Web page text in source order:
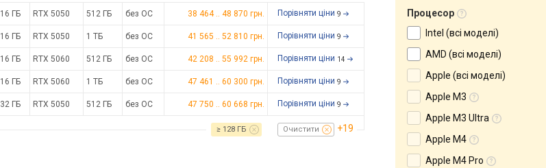
16 ГБ RTX 5050 512 ГБ без ОС 38 464 .. 48 870 грн. Порівняти ціни 9
16 ГБ RTX 5050 1 ТБ без ОС 41 565 .. 52 810 грн. Порівняти ціни 9
16 ГБ RTX 5060 512 ГБ без ОС 42 208 .. 55 992 грн. Порівняти ціни 14
16 ГБ RTX 5060 1 ТБ без ОС 47 461 .. 60 300 грн. Порівняти ціни 9
32 ГБ RTX 5050 512 ГБ без ОС 47 750 .. 60 668 грн. Порівняти ціни 9
≥ 128 ГБ Очистити +19
Процесор
Intel (всі моделі)
AMD (всі моделі)
Apple (всі моделі)
Apple M3
Apple M3 Ultra
Apple M4
Apple M4 Pro